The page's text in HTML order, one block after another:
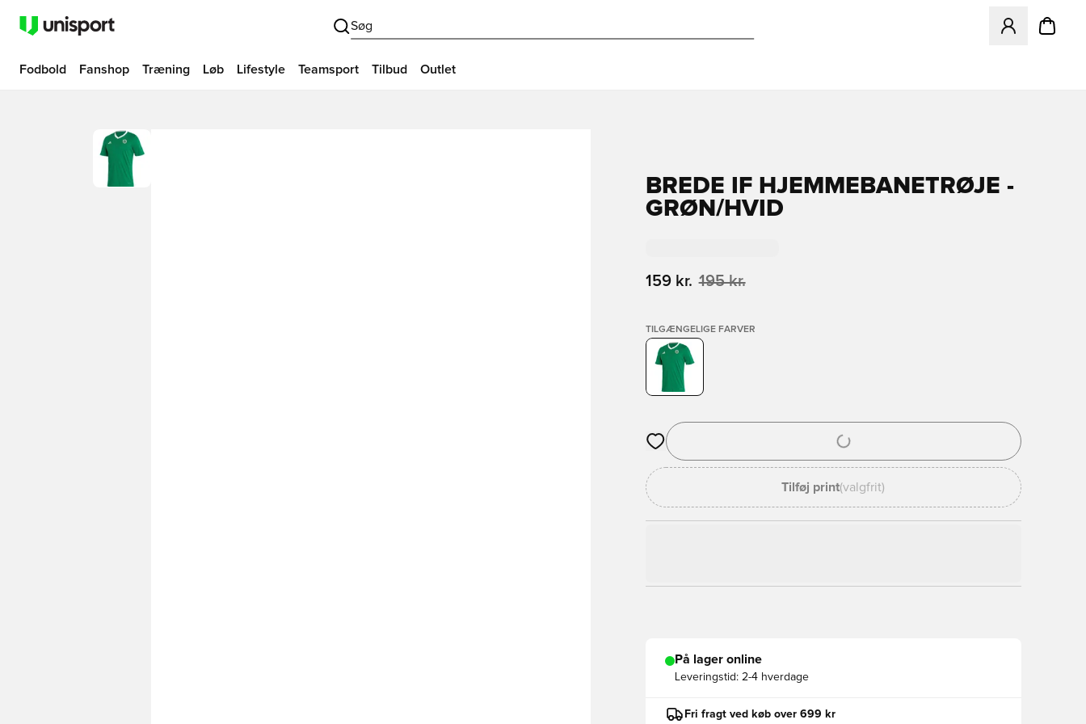
Søg
Åbner en
Fodbold Fanshop Træning Løb Lifestyle Teamsport Tilbud Outlet
BREDE IF HJEMMEBANETRØJE -
GRØN/HVID
159 kr. 195 kr.
TILGÆNGELIGE FARVER
Åbner en Modal til at logge ind eller tilmelde dig som medlem
Tilføj print(valgfrit)
På lager online
Leveringstid: 2-4 hverdage
Fri fragt ved køb over 699 kr